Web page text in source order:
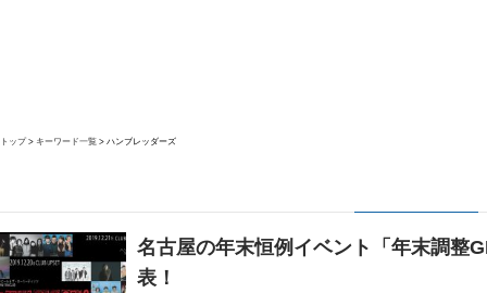
トップ キーワード一覧 ハンブレッダーズ
名古屋の年末恒例イベント「年末調整
表！